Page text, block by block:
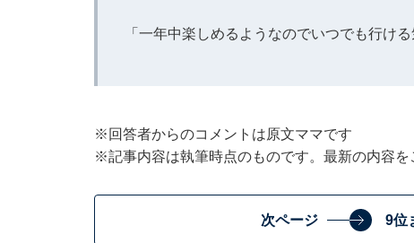
「一年中楽しめるようなのでいつでも行け
※回答者からのコメントは原文ママです
※記事内容は執筆時点のものです。最新の内容を
次ページ 9位